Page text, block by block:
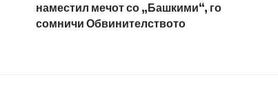
наместил мечот со „Башкими“, го
сомничи Обвинителството